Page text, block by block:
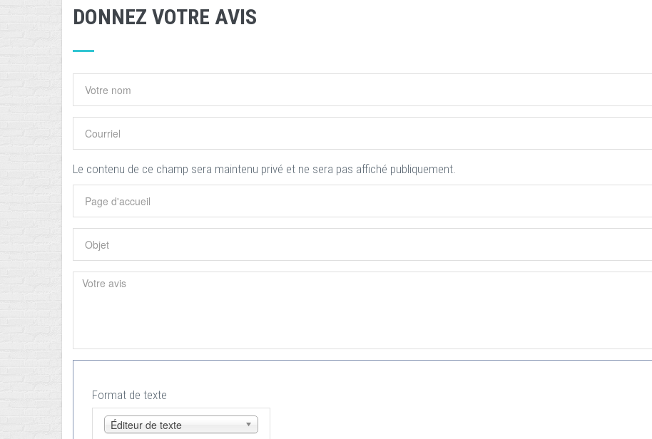
DONNEZ VOTRE AVIS
Le contenu de ce champ sera maintenu privé et ne sera pas affiché publiquement.
Format de texte
Éditeur de texte